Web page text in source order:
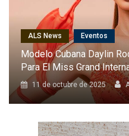
ALS News Cantantes
Karol G Será La Primera
Anual De Victoria’s Secret
8 de octubre de 2025